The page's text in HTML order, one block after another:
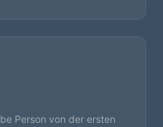
Person von der ersten